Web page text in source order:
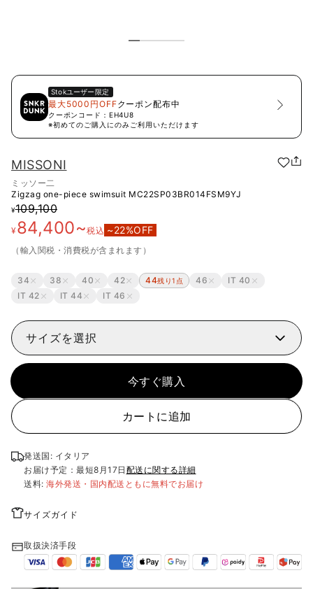
Stokユーザー限定
最大5000円OFFクーポン配布中
クーポンコード： EH4U8
※初めてのご購入にのみご利用いただけます
MISSONI
ミッソー二
Zigzag one-piece swimsuit MC22SP03BR014FSM9YJ
¥109,100
¥84,400~税込 ~22%OFF
（輸入関税・消費税が含まれます）
34 38 40 42 44残り1点 46
IT 40
IT 42
IT 44 IT 46
サイズを選択
今すぐ購入
カートに追加
発送国: イタリア
お届け予定：最短8月17日 配送に関する詳細
送料: 海外発送・国内配送ともに無料でお届け
サイズガイド
取扱決済手段